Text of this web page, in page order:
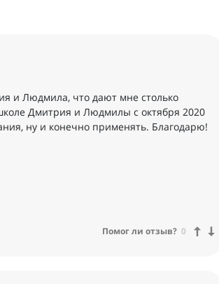
и Людмила, что дают мне столько
Дмитрия и Людмилы с октября 2020
ну и конечно применять. Благодарю!
Помог ли отзыв? 0